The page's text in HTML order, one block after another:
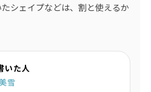
シェイプなどは、割と使えるか
いた人
雪